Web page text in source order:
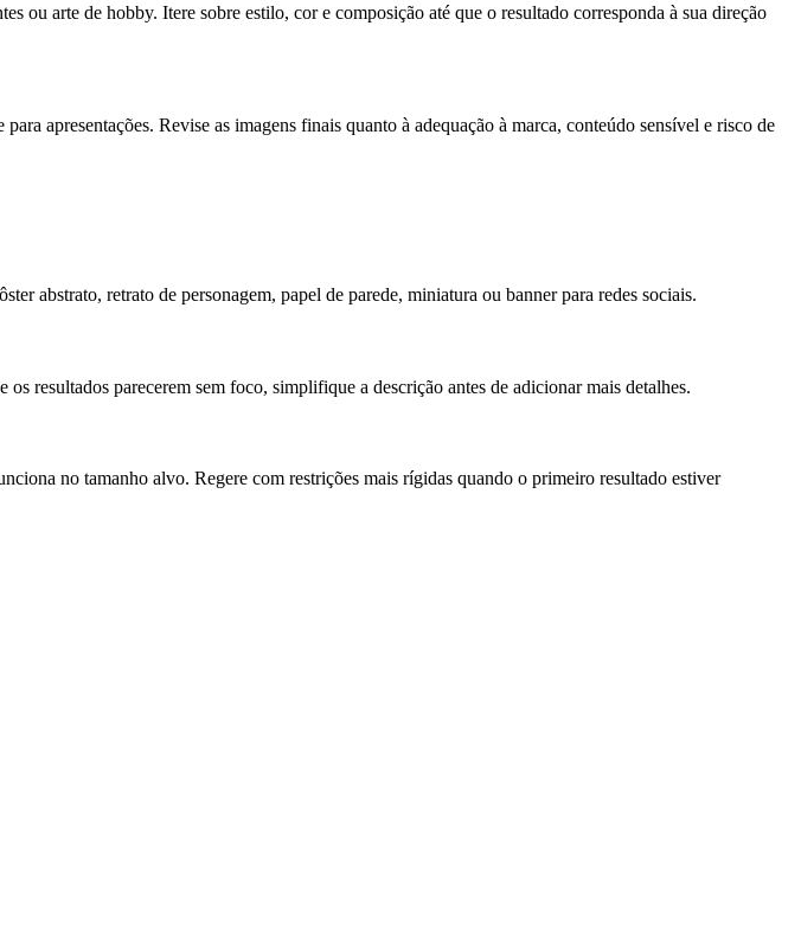
ou arte de hobby. Itere sobre estilo, cor e composição até que o resultado corresponda à sua direção
apresentações. Revise as imagens finais quanto à adequação à marca, conteúdo sensível e risco de
abstrato, retrato de personagem, papel de parede, miniatura ou banner para redes sociais.
resultados parecerem sem foco, simplifique a descrição antes de adicionar mais detalhes.
no tamanho alvo. Regere com restrições mais rígidas quando o primeiro resultado estiver